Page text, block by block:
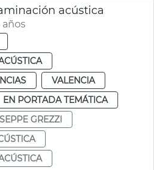
acústica
VALENCIA
EN PORTADA TEMÁTICA
GREZZI